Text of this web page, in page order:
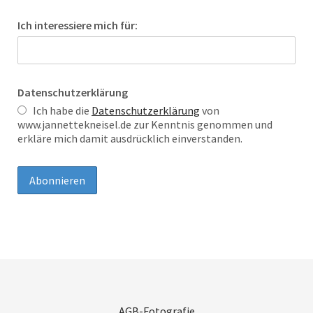
Ich interessiere mich für:
Datenschutzerklärung
Ich habe die Datenschutzerklärung von
www.jannettekneisel.de zur Kenntnis genommen und
erkläre mich damit ausdrücklich einverstanden.